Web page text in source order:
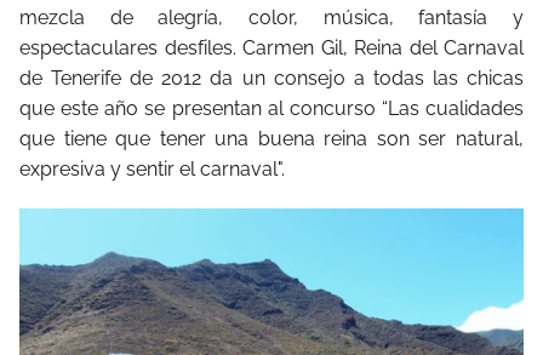
mezcla de alegría, color, música, fantasía y
espectaculares desfiles. Carmen Gil, Reina del Carnaval
de Tenerife de 2012 da un consejo a todas las chicas
que este año se presentan al concurso “Las cualidades
que tiene que tener una buena reina son ser natural,
expresiva y sentir el carnaval".